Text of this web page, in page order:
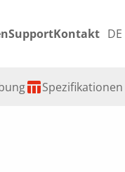
SupportKontakt DE
table_chartSpezifikationen